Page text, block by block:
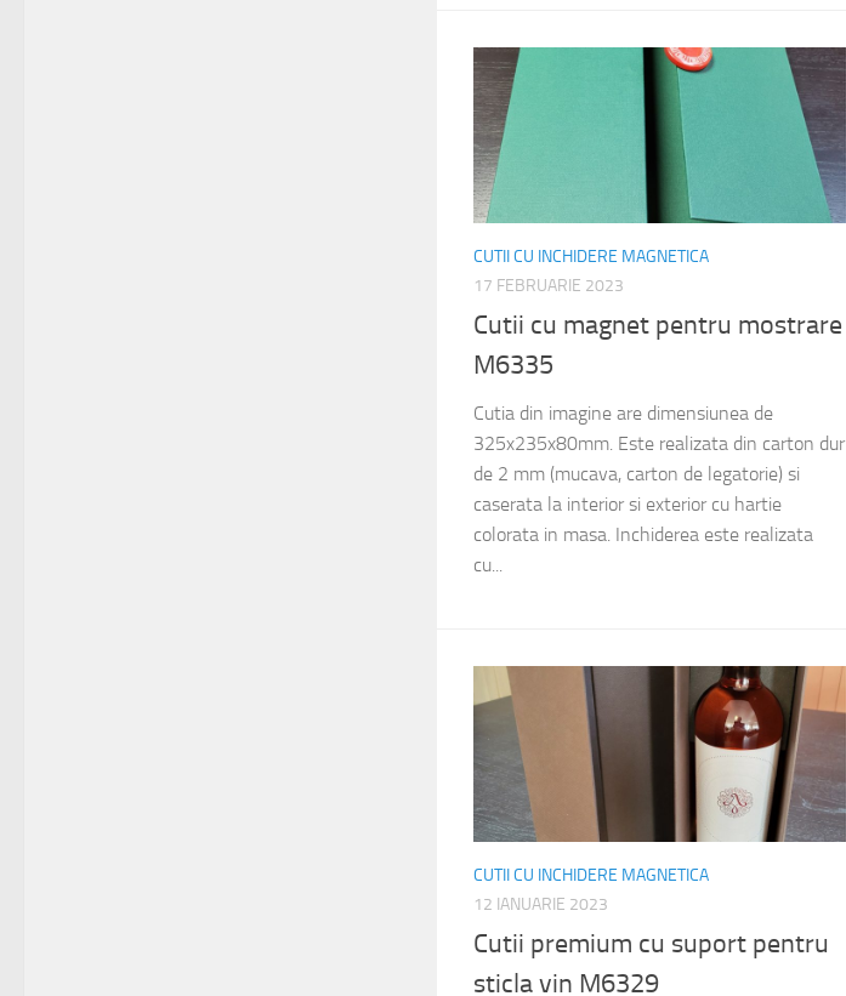
CUTII CU INCHIDERE MAGNETICA
17 FEBRUARIE 2023
Cutii cu magnet pentru mostrare
M6335
Cutia din imagine are dimensiunea de
325x235x80mm. Este realizata din carton dur
de 2 mm (mucava, carton de legatorie) si
caserata la interior si exterior cu hartie
colorata in masa. Inchiderea este realizata
cu...
CUTII CU INCHIDERE MAGNETICA
12 IANUARIE 2023
Cutii premium cu suport pentru
sticla vin M6329